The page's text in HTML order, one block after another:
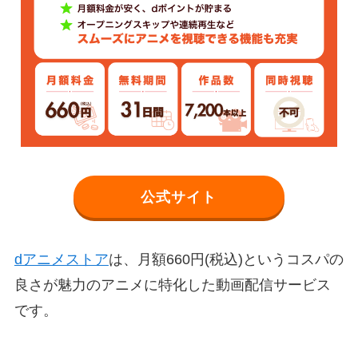
公式サイト
dアニメストアは、月額660円(税込)というコスパの
良さが魅力のアニメに特化した動画配信サービス
です。